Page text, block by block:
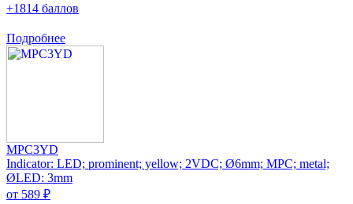
+1814 баллов
Подробнее
MPC3YD
Indicator: LED; prominent; yellow; 2VDC; Ø6mm; MPC; metal;
ØLED: 3mm
от 589 ₽